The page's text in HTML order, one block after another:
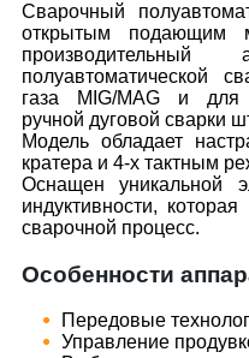
Сварочный
открытым подающим
полуавтоматической
газа MIG/MAG и для
ручной дуговой сварки
Модель обладает
кратера и 4-х тактным
Оснащен уникальной
индуктивности,
сварочной процесс.
Особенности
Передовые
Управление